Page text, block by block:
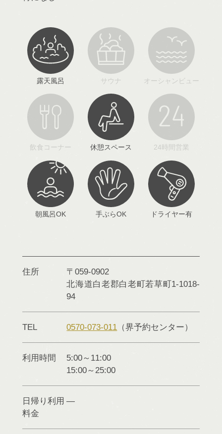
露天風呂 サウナ オーシャンビュー
飲食コーナー 休憩スペース 24時間営業
朝風呂OK 手ぶらOK ドライヤー有
住所
〒059-0902
北海道白老郡白老町若草町1-1018-
94
TEL 0570-073-011 （界予約センター）
利用時間
5:00～11:00
15:00～25:00
日帰り利用
料金